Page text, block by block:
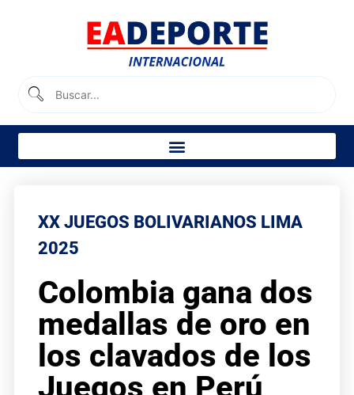
XX JUEGOS BOLIVARIANOS LIMA
2025
Colombia gana dos
medallas de oro en
los clavados de los
Juegos en Perú